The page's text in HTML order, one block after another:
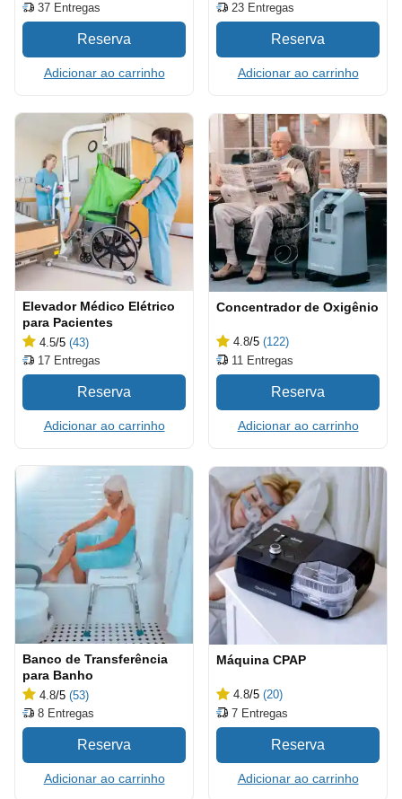
37 Entregas
Adicionar ao carrinho
23 Entregas
Adicionar ao carrinho
Elevador Médico Elétrico
para Pacientes
4.5/5 (43)
17 Entregas
Adicionar ao carrinho
Concentrador de Oxigênio
4.8/5 (122)
11 Entregas
Adicionar ao carrinho
Banco de Transferência
para Banho
4.8/5 (53)
8 Entregas
Adicionar ao carrinho
Máquina CPAP
4.8/5 (20)
7 Entregas
Adicionar ao carrinho